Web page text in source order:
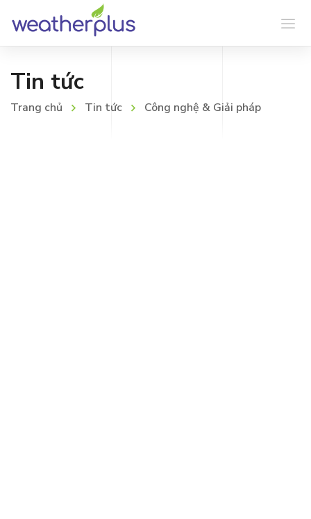
Tin tức
Trang chủ Tin tức Công nghệ & Giải pháp